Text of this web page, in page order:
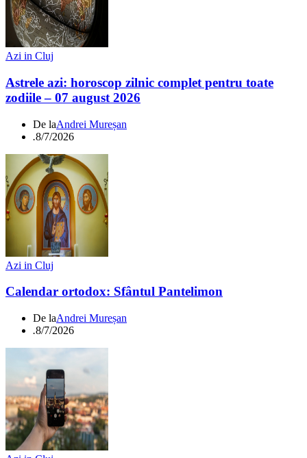
Azi in Cluj
Astrele azi: horoscop zilnic complet pentru toate
zodiile – 07 august 2026
De laAndrei Mureșan
.8/7/2026
Azi in Cluj
Calendar ortodox: Sfântul Pantelimon
De laAndrei Mureșan
.8/7/2026